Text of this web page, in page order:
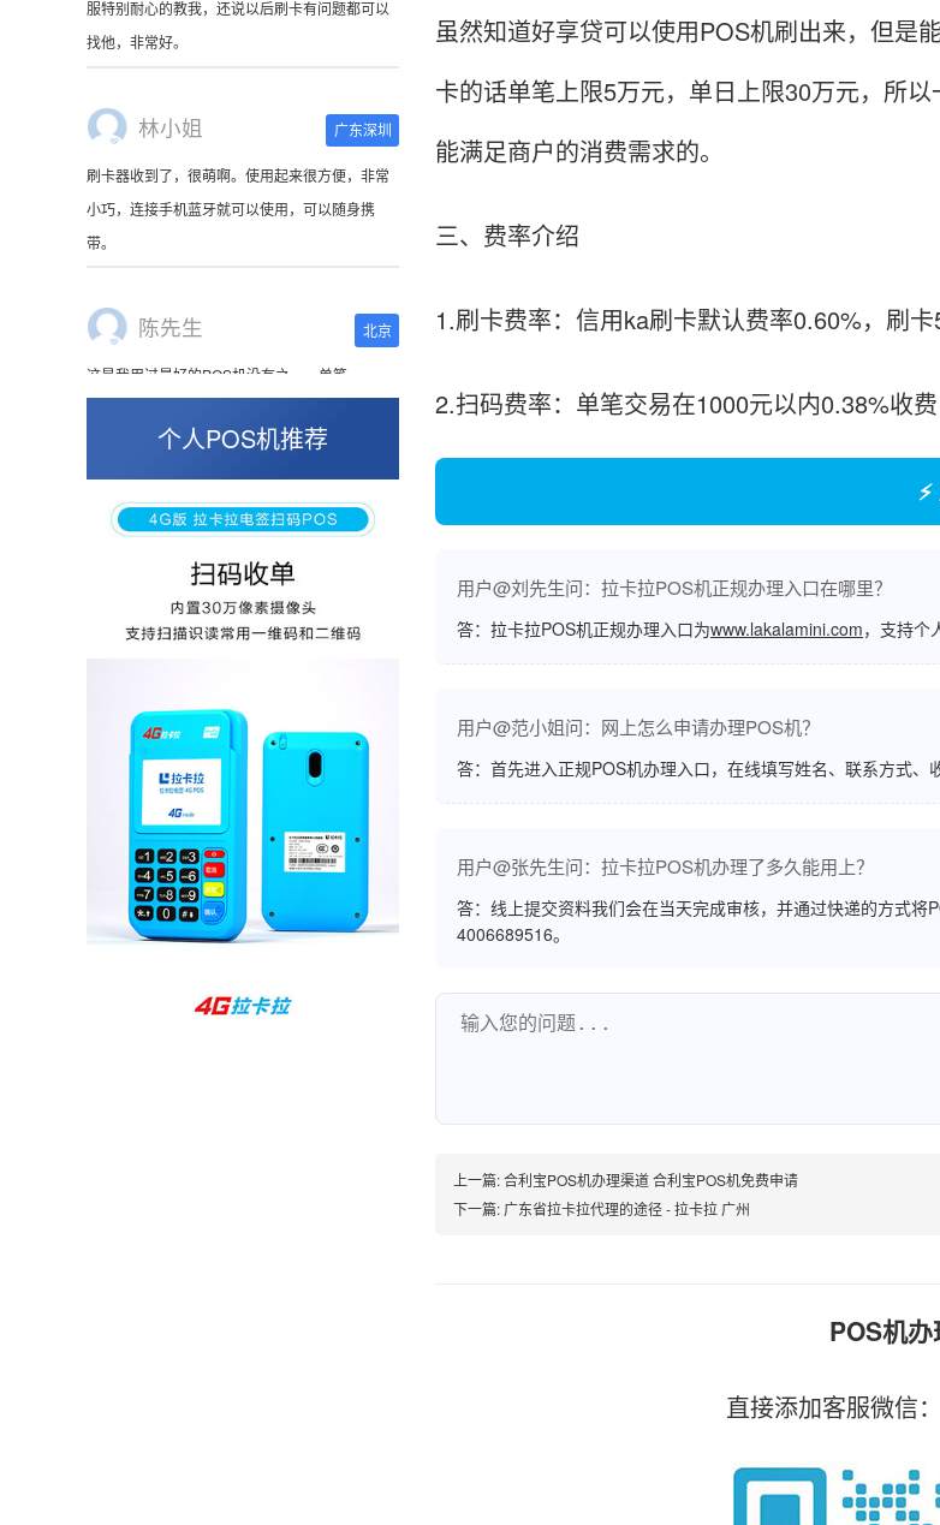
林小姐 广东深圳
带。
陈先生 北京
好，但是可以接受。售后服务好整体比较满意。
周先生
孙女士
收到用了还可以，朋友推荐用的，她之前用了竟
然给提额了，希望我也能提呃，客服还和我说了
很多提额小技巧希望有用吧。
杨先生
个人POS机推荐
虽然知道好享贷可以使用POS机刷出来，但是
卡的话单笔上限5万元，单日上限30万元，所
能满足商户的消费需求的。
三、费率介绍
1.刷卡费率：信用ka刷卡默认费率0.60%，刷卡
2.扫码费率：单笔交易在1000元以内0.38%收费
用户@刘先生问：拉卡拉POS机正规办理入口在哪里？
答：拉卡拉POS机正规办理入口为www.lakalamini.com，支持个
用户@范小姐问：网上怎么申请办理POS机？
答：首先进入正规POS机办理入口，在线填写姓名、联系方式、
用户@张先生问：拉卡拉POS机办理了多久能用上？
答：线上提交资料我们会在当天完成审核，并通过快递的方式
4006689516。
上一篇:合利宝POS机办理渠道 合利宝POS机免费申请
下一篇: 广东省拉卡拉代理的途径 - 拉卡拉 广州
POS机
直接添加客服微信：